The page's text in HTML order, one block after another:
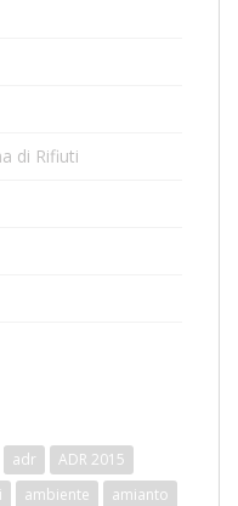
di Rifiuti
adr
ADR 2015
ambiente
amianto